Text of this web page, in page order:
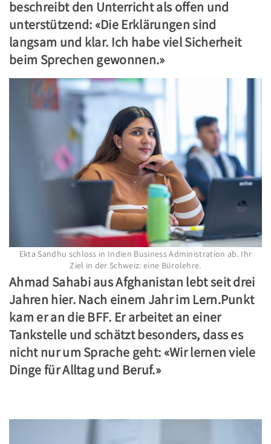
beschreibt den Unterricht als offen und
unterstützend: «Die Erklärungen sind
langsam und klar. Ich habe viel Sicherheit
beim Sprechen gewonnen.»
Ekta Sandhu schloss in Indien Business Administration ab. Ihr
Ziel in der Schweiz: eine Bürolehre.
Ahmad Sahabi aus Afghanistan lebt seit drei
Jahren hier. Nach einem Jahr im Lern.Punkt
kam er an die BFF. Er arbeitet an einer
Tankstelle und schätzt besonders, dass es
nicht nur um Sprache geht: «Wir lernen viele
Dinge für Alltag und Beruf.»